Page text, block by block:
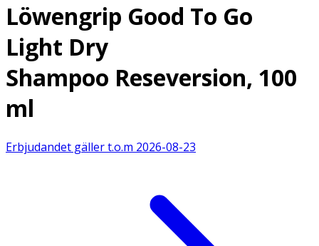
Löwengrip Good To Go
Light Dry
Shampoo Reseversion, 100
ml
Erbjudandet gäller t.o.m 2026-08-23